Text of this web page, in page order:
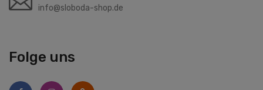
Folge uns
info@sloboda-shop.de